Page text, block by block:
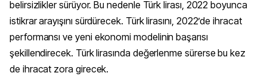
belirsizlikler sürüyor. Bu nedenle Türk lirası, 2022 boyunca
istikrar arayışını sürdürecek. Türk lirasını, 2022’de ihracat
performansı ve yeni ekonomi modelinin başarısı
şekillendirecek. Türk lirasında değerlenme sürerse bu kez
de ihracat zora girecek.